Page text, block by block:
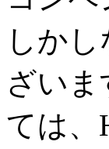
しか
ざい
ては、